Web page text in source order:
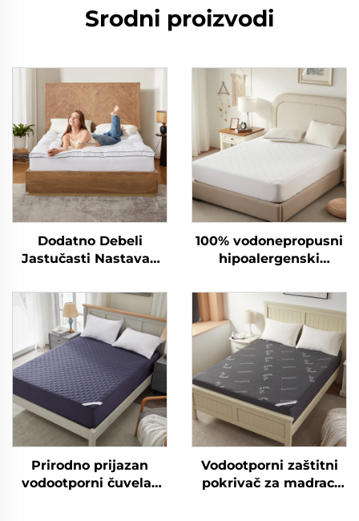
Srodni proizvodi
Dodatno Debeli
Jastučasti Nastavak
Prozračan Puhavi
Mecka Nastavka za
Madrac s Elastičnim
Džepovima do 15 Inča
100% vodonepropusni
hipoalergenski
dubokim džepovima
6-15 inča, disajni
pokrivač za madrac za
hotel i kuću (bijela)
Prirodno prijazan
vodootporni čuvelac
Vodootporni zaštitni
pokrivač za madrac,